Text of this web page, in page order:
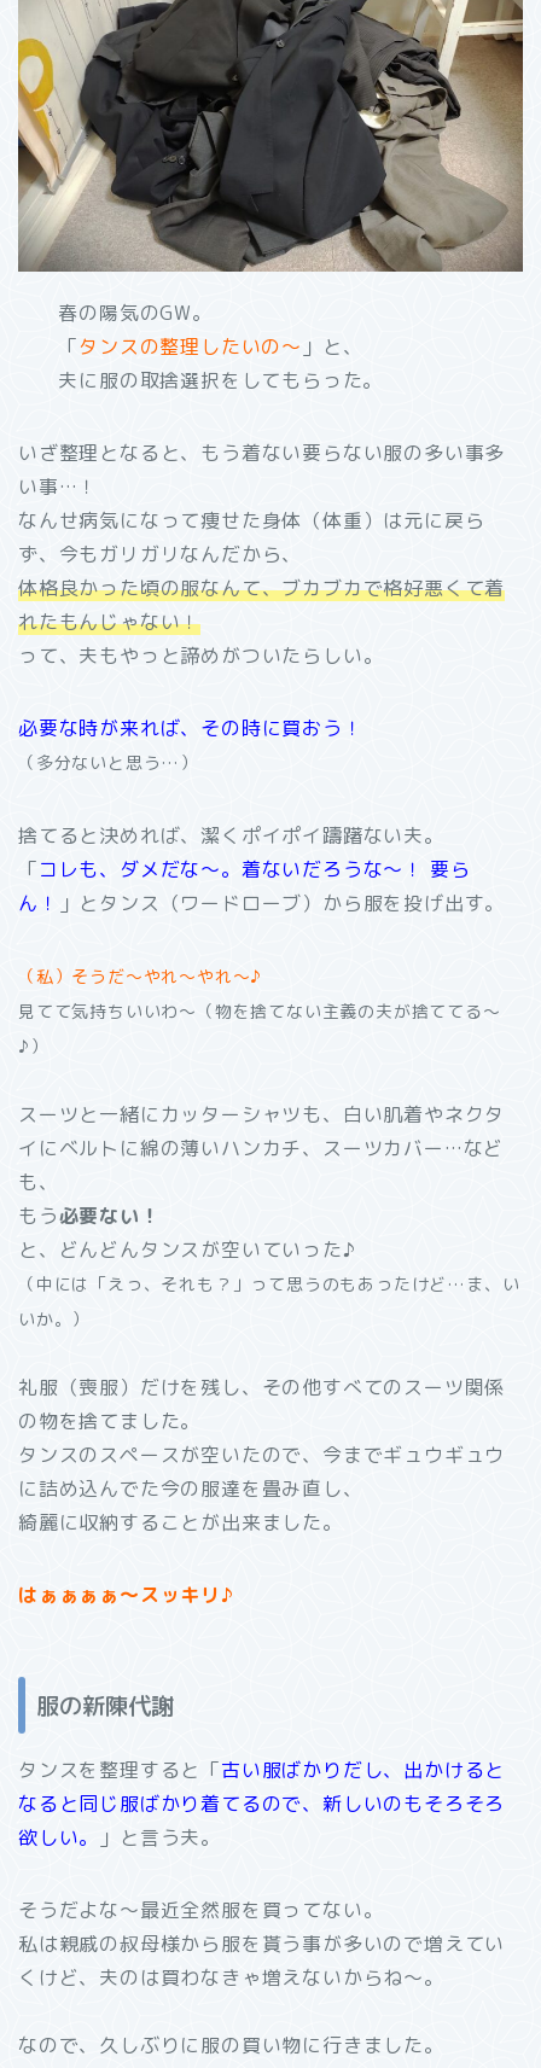
春の陽気のGW。
「タンスの整理したいの～ 」と、
夫に服の取捨選択をしてもらった。
いざ整理となると、もう着ない要らない服の多い事多
い事…！
なんせ病気になって痩せた身体（体重）は元に戻ら
ず、今もガリガリなんだから、
体格良かった頃の服なんて、ブカブカで格好悪くて着
れたもんじゃない！
って、夫もやっと諦めがついたらしい。
必要な時が来れば、その時に買おう！
（多分ないと思う…）
捨てると決めれば、潔くポイポイ躊躇ない夫。
「コレも、ダメだな～。着ないだろうな～！ 要ら
ん！
」とタンス（ワードローブ）から服を投げ出す。
（私）そうだ～やれ～やれ～♪
見てて気持ちいいわ～（物を捨てない主義の夫が捨ててる～
♪）
スーツと一緒にカッターシャツも、白い肌着やネクタ
イにベルトに綿の薄いハンカチ、スーツカバー…など
も、
もう必要ない！
と、どんどんタンスが空いていった♪
（中には「えっ、それも？」って思うのもあったけど…ま、い
いか。）
礼服（喪服）だけを残し、その他すべてのスーツ関係
の物を捨てました。
タンスのスペースが空いたので、今までギュウギュウ
に詰め込んでた今の服達を畳み直し、
綺麗に収納することが出来ました。
はぁぁぁぁ～スッキリ♪
服の新陳代謝
タンスを整理すると「古い服ばかりだし、出かけると
なると同じ服ばかり着てるので、新しいのもそろそろ
欲しい。
」と言う夫。
そうだよな～最近全然服を買ってない。
私は親戚の叔母様から服を貰う事が多いので増えてい
くけど、夫のは買わなきゃ増えないからね～。
なので、久しぶりに服の買い物に行きました。